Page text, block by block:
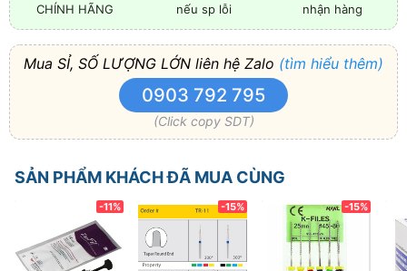
CHÍNH HÃNG
nếu sp lỗi
nhận hàng
Mua SỈ, SỐ LƯỢNG LỚN liên hệ Zalo (tìm hiểu thêm)
0903 792 795
(Click copy SDT)
SẢN PHẨM KHÁCH ĐÃ MUA CÙNG
-11% -15% -15%